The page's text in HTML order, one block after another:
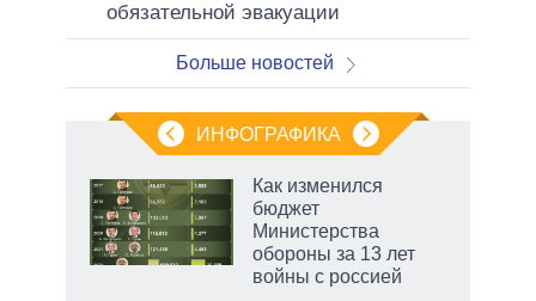
обязательной эвакуации
Больше новостей
ИНФОГРАФИКА
Как изменился
бюджет
Министерства
обороны за 13 лет
войны с россией